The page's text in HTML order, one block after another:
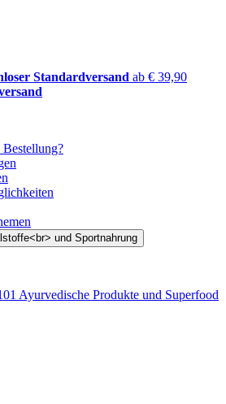
Standardversand ab € 39,90
Ayurvedische Produkte und Superfood